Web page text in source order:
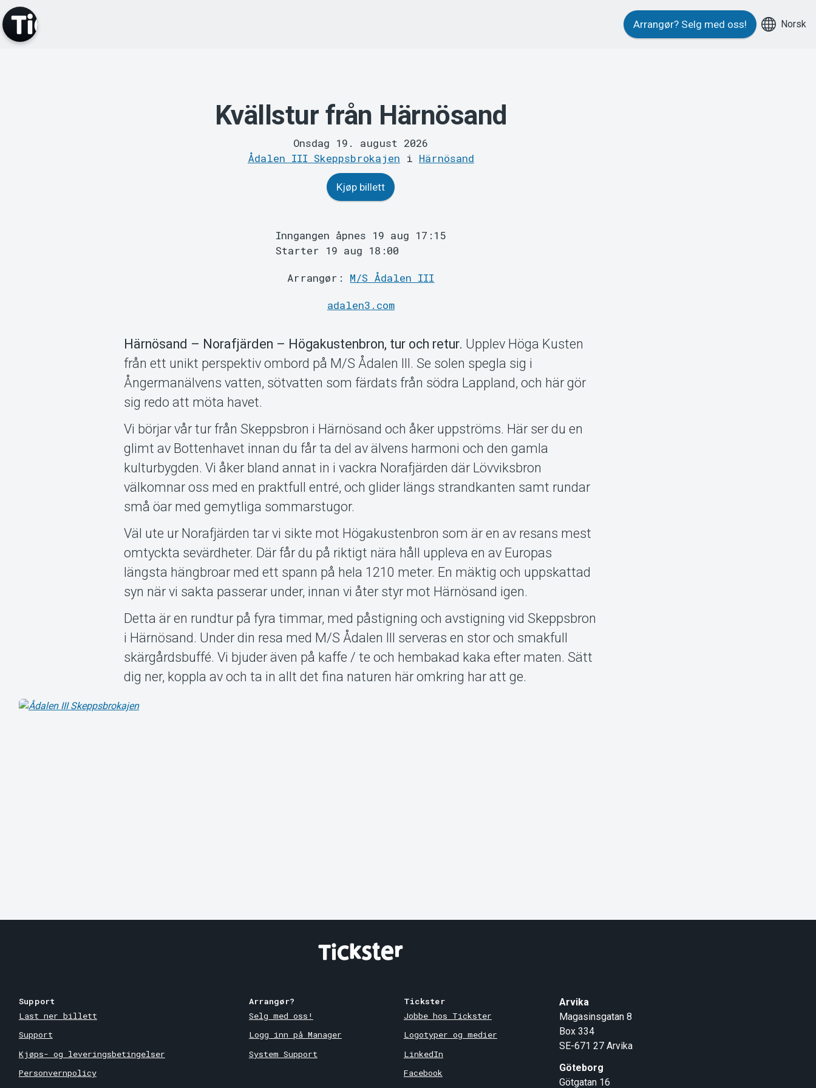
Arrangør? Selg med oss! Norsk
Kvällstur från Härnösand
Onsdag 19. august 2026
Ådalen III Skeppsbrokajen i Härnösand
Kjøp billett
Inngangen åpnes 19 aug 17:15
Starter 19 aug 18:00
Arrangør: M/S Ådalen III
adalen3.com
Härnösand – Norafjärden – Högakustenbron, tur och retur. Upplev Höga Kusten
från ett unikt perspektiv ombord på M/S Ådalen III. Se solen spegla sig i
Ångermanälvens vatten, sötvatten som färdats från södra Lappland, och här gör
sig redo att möta havet.
Vi börjar vår tur från Skeppsbron i Härnösand och åker uppströms. Här ser du en
glimt av Bottenhavet innan du får ta del av älvens harmoni och den gamla
kulturbygden. Vi åker bland annat in i vackra Norafjärden där Lövviksbron
välkomnar oss med en praktfull entré, och glider längs strandkanten samt rundar
små öar med gemytliga sommarstugor.
Väl ute ur Norafjärden tar vi sikte mot Högakustenbron som är en av resans mest
omtyckta sevärdheter. Där får du på riktigt nära håll uppleva en av Europas
längsta hängbroar med ett spann på hela 1210 meter. En mäktig och uppskattad
syn när vi sakta passerar under, innan vi åter styr mot Härnösand igen.
Detta är en rundtur på fyra timmar, med påstigning och avstigning vid Skeppsbron
i Härnösand. Under din resa med M/S Ådalen III serveras en stor och smakfull
skärgårdsbuffé. Vi bjuder även på kaffe / te och hembakad kaka efter maten. Sätt
dig ner, koppla av och ta in allt det fina naturen här omkring har att ge.
Support
Last ner billett
Support
Kjøps- og leveringsbetingelser
Personvernpolicy
Arrangør?
Selg med oss!
Logg inn på Manager
System Support
Tickster
Jobbe hos Tickster
Logotyper og medier
LinkedIn
Facebook
Arvika
Magasinsgatan 8
Box 334
SE-671 27 Arvika
Göteborg
Götgatan 16